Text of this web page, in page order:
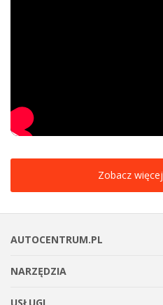
Zobacz więcej
AUTOCENTRUM.PL
NARZĘDZIA